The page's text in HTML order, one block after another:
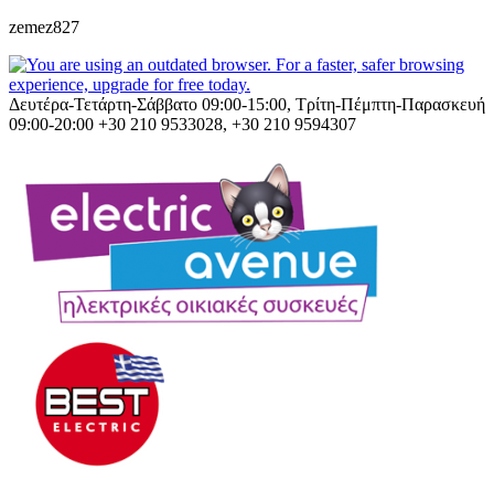
zemez827
Δευτέρα-Τετάρτη-Σάββατο 09:00-15:00, Τρίτη-Πέμπτη-Παρασκευή
09:00-20:00 +30 210 9533028, +30 210 9594307